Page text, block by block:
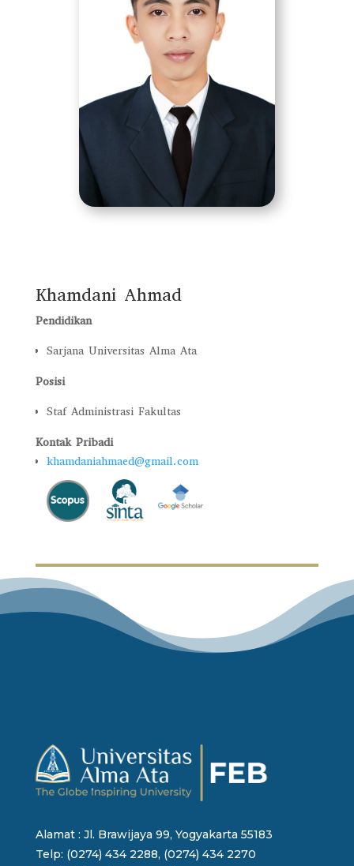
Khamdani Ahmad
Pendidikan
Sarjana Universitas Alma Ata
Posisi
Staf Administrasi Fakultas
Kontak Pribadi
khamdaniahmaed@gmail.com
Alamat : Jl. Brawijaya 99, Yogyakarta 55183
Telp: (0274) 434 2288, (0274) 434 2270